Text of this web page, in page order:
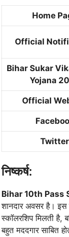
Home
Official
Bihar Sukar
Yojana
Official
Twitter
निष्कर्ष:
Bihar 10th Pass
शानदार अवसर है।
स्कॉलरशिप मिलती
बहुत मददगार साबित